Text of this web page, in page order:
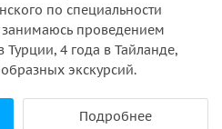
по специальности
занимаюсь проведением
4 года в Тайланде,
экскурсий.
Подробнее